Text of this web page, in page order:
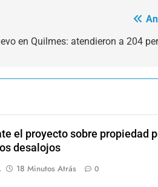
en Quilmes: atendieron a 204
el proyecto sobre propiedad
desalojos
18 Minutos Atrás 0